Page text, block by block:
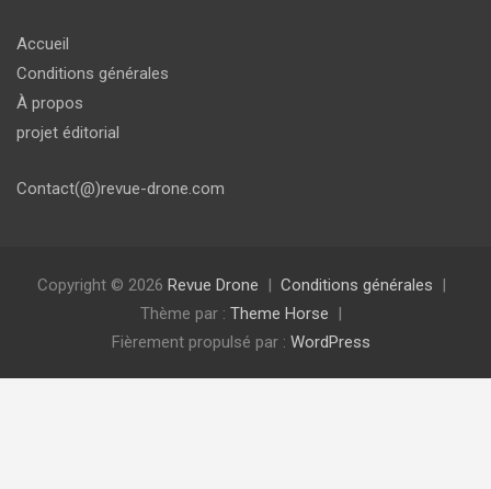
Accueil
Conditions générales
À propos
projet éditorial
Contact(@)revue-drone.com
Copyright © 2026 Revue Drone
Conditions générales
Thème par : Theme Horse
Fièrement propulsé par : WordPress